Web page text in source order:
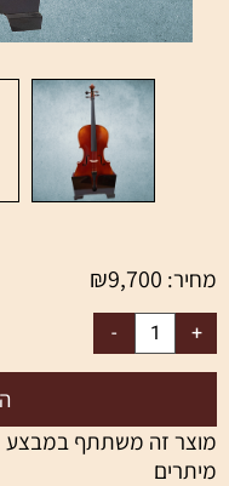
מחיר: ₪9,700
מוצר זה משתתף במבצע
מיתרים